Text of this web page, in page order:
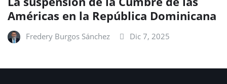
Américas en la República Dominicana
Fredery Burgos Sánchez Dic 7, 2025